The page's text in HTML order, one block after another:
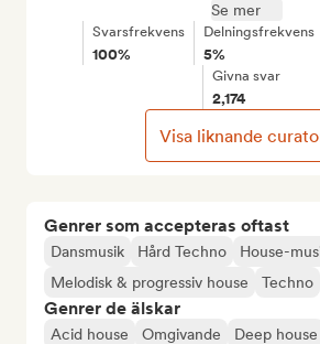
Genrer som accepteras oftast
Dansmusik Hård Techno
House-
Melodisk & progressiv house
Techno
Genrer de älskar
Acid house Omgivande Deep house
Se mer
Svarsfrekvens
100%
Delningsfrekvens
5%
Givna svar
2,174
Visa liknande